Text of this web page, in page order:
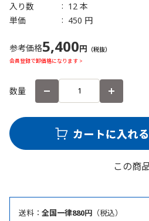
入り数
12 本
単価
450 円
参考価格5,400円 （税抜）
会員登録で卸価格になります >
数量
この商
送料： 全国一律880円 （税込）